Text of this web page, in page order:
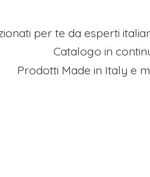
per te da esperti
Catalogo in
Prodotti Made in Italy e